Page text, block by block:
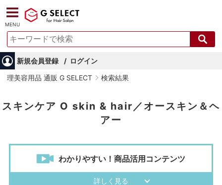
MENU
新規会員登録
ログイン
理美容用品 通販 G SELECT
検索結果
スキンケア O skin & hair／オースキン＆ヘ
アー
わかりやすい！商品活用コンテンツ